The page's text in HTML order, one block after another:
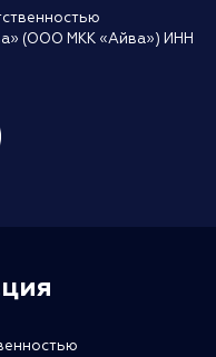
(ООО МКК «Айва») ИНН